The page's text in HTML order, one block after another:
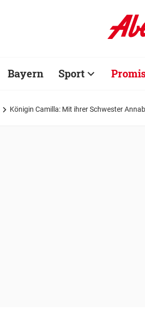
Bayern Sport
Königin Camilla: Mit ihrer Schwester